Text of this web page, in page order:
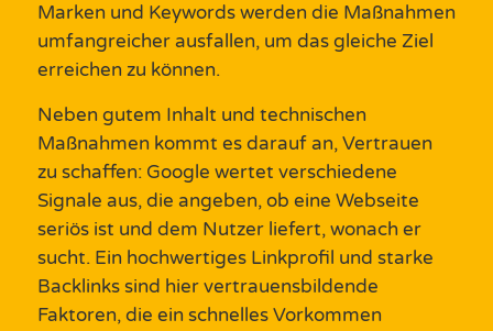
Marken und Keywords werden die Maßnahmen
umfangreicher ausfallen, um das gleiche Ziel
erreichen zu können.
Neben gutem Inhalt und technischen
Maßnahmen kommt es darauf an, Vertrauen
zu schaffen: Google wertet verschiedene
Signale aus, die angeben, ob eine Webseite
seriös ist und dem Nutzer liefert, wonach er
sucht. Ein hochwertiges Linkprofil und starke
Backlinks sind hier vertrauensbildende
Faktoren, die ein schnelles Vorkommen